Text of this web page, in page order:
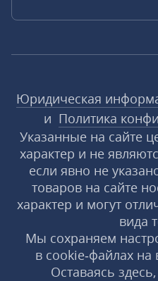
Юридическая
и Политика
Указанные на сайте
характер и не
если явно не
товаров на сайте
характер и могут
вида
Мы сохраняем
в cookie‑файлах
Оставаясь